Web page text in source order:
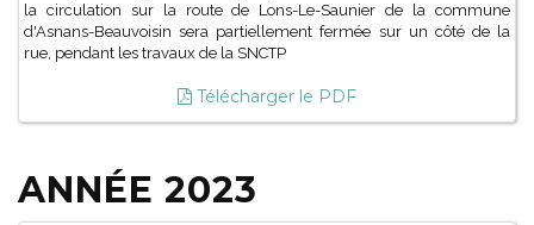
la circulation sur la route de Lons-Le-Saunier de la commune
d'Asnans-Beauvoisin sera partiellement fermée sur un côté de la
rue, pendant les travaux de la SNCTP
Télécharger le PDF
ANNÉE 2023